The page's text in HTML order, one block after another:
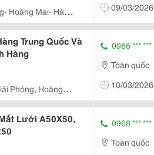
Hoàng Mai- Hà
09/03/2026
Trung Quốc Và
Hàng
Phóng, Hoàng
0966 *** ***
Toàn quốc
10/03/2026
Lưới A50X50,
0968 *** ***
Toàn quốc